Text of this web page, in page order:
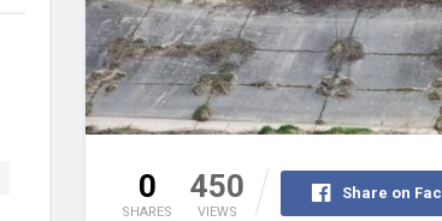
0
SHARES
450
VIEWS
Share on